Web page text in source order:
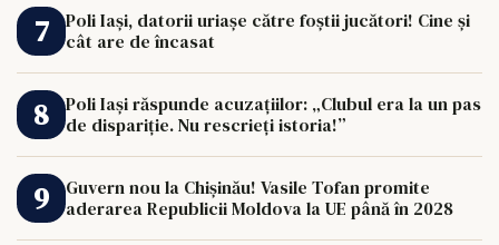
Poli Iași, datorii uriașe către foștii jucători! Cine și
cât are de încasat
Poli Iași răspunde acuzațiilor: „Clubul era la un pas
de dispariție. Nu rescrieți istoria!”
Guvern nou la Chișinău! Vasile Tofan promite
aderarea Republicii Moldova la UE până în 2028